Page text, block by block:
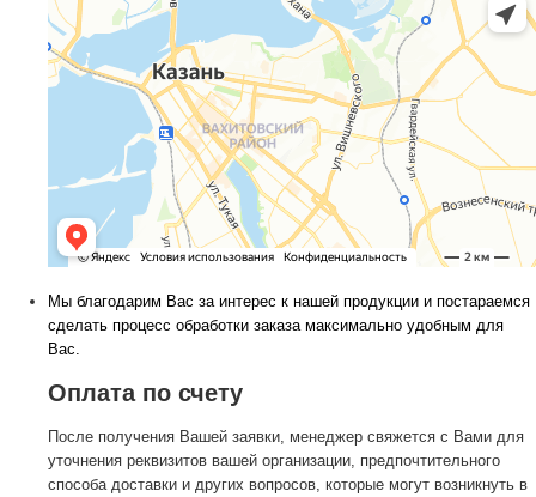
Мы благодарим Вас за интерес к нашей продукции и постараемся
сделать процесс обработки заказа максимально удобным для
Вас.
Оплата по счету
После получения Вашей заявки, менеджер свяжется с Вами для
уточнения реквизитов вашей организации, предпочтительного
способа доставки и других вопросов, которые могут возникнуть в